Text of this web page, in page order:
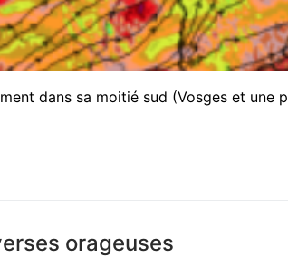
dans sa moitié sud (Vosges et une
orageuses